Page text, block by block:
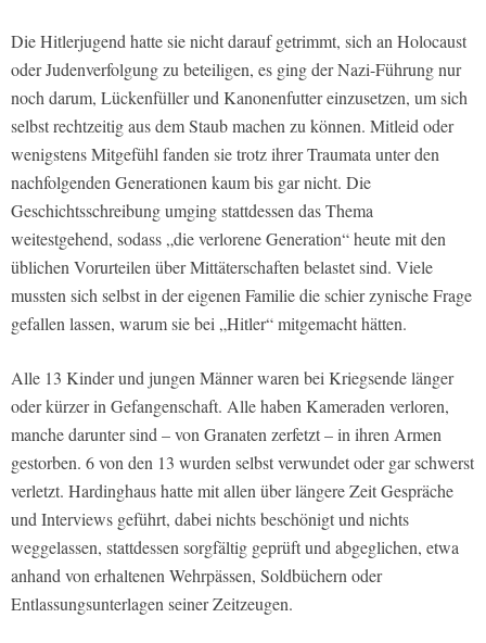
Die Hitlerjugend hatte sie nicht darauf getrimmt, sich an Holocaust
oder Judenverfolgung zu beteiligen, es ging der Nazi-Führung nur
noch darum, Lückenfüller und Kanonenfutter einzusetzen, um sich
selbst rechtzeitig aus dem Staub machen zu können. Mitleid oder
wenigstens Mitgefühl fanden sie trotz ihrer Traumata unter den
nachfolgenden Generationen kaum bis gar nicht. Die
Geschichtsschreibung umging stattdessen das Thema
weitestgehend, sodass „die verlorene Generation“ heute mit den
üblichen Vorurteilen über Mittäterschaften belastet sind. Viele
mussten sich selbst in der eigenen Familie die schier zynische Frage
gefallen lassen, warum sie bei „Hitler“ mitgemacht hätten.
Alle 13 Kinder und jungen Männer waren bei Kriegsende länger
oder kürzer in Gefangenschaft. Alle haben Kameraden verloren,
manche darunter sind – von Granaten zerfetzt – in ihren Armen
gestorben. 6 von den 13 wurden selbst verwundet oder gar schwerst
verletzt. Hardinghaus hatte mit allen über längere Zeit Gespräche
und Interviews geführt, dabei nichts beschönigt und nichts
weggelassen, stattdessen sorgfältig geprüft und abgeglichen, etwa
anhand von erhaltenen Wehrpässen, Soldbüchern oder
Entlassungsunterlagen seiner Zeitzeugen.